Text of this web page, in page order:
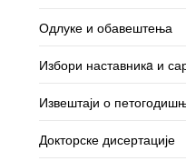
Одлуке и обавештења
Избори наставникa и
Извештаји о
Докторске дисертације